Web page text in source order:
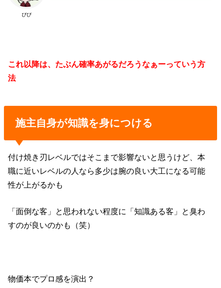
びび
これ以降は、たぶん確率あがるだろうなぁーっていう方
法
施主自身が知識を身につける
付け焼き刃レベルではそこまで影響ないと思うけど、本
職に近いレベルの人なら多少は腕の良い大工になる可能
性が上がるかも
「面倒な客」と思われない程度に「知識ある客」と臭わ
すのが良いのかも（笑）
物価本でプロ感を演出？